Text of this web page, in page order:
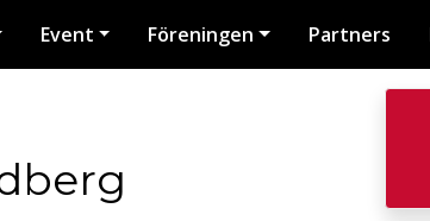
Event Föreningen Partners